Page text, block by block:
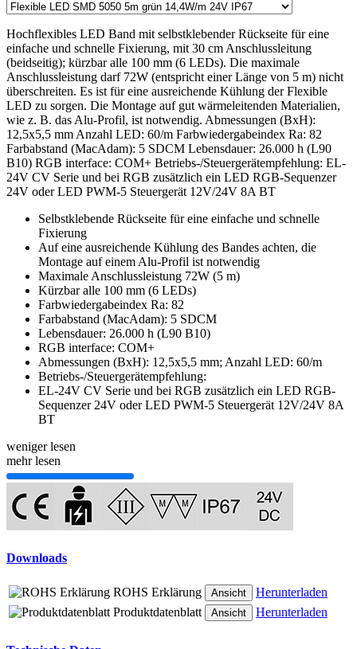
Hochflexibles LED Band mit selbstklebender Rückseite für eine
einfache und schnelle Fixierung, mit 30 cm Anschlussleitung
(beidseitig); kürzbar alle 100 mm (6 LEDs). Die maximale
Anschlussleistung darf 72W (entspricht einer Länge von 5 m) nicht
überschreiten. Es ist für eine ausreichende Kühlung der Flexible
LED zu sorgen. Die Montage auf gut wärmeleitenden Materialien,
wie z. B. das Alu-Profil, ist notwendig. Abmessungen (BxH):
12,5x5,5 mm Anzahl LED: 60/m Farbwiedergabeindex Ra: 82
Farbabstand (MacAdam): 5 SDCM Lebensdauer: 26.000 h (L90
B10) RGB interface: COM+ Betriebs-/Steuergerätempfehlung: EL-
24V CV Serie und bei RGB zusätzlich ein LED RGB-Sequenzer
24V oder LED PWM-5 Steuergerät 12V/24V 8A BT
Selbstklebende Rückseite für eine einfache und schnelle
Fixierung
Auf eine ausreichende Kühlung des Bandes achten, die
Montage auf einem Alu-Profil ist notwendig
Maximale Anschlussleistung 72W (5 m)
Kürzbar alle 100 mm (6 LEDs)
Farbwiedergabeindex Ra: 82
Farbabstand (MacAdam): 5 SDCM
Lebensdauer: 26.000 h (L90 B10)
RGB interface: COM+
Abmessungen (BxH): 12,5x5,5 mm; Anzahl LED: 60/m
Betriebs-/Steuergerätempfehlung:
EL-24V CV Serie und bei RGB zusätzlich ein LED RGB-
Sequenzer 24V oder LED PWM-5 Steuergerät 12V/24V 8A
BT
weniger lesen
mehr lesen
Downloads
ROHS Erklärung Ansicht
Herunterladen
Produktdatenblatt
Ansicht Herunterladen